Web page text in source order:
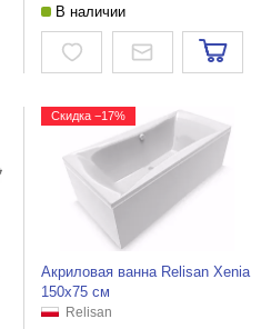
В наличии
Скидка −17%
Акриловая ванна Relisan Xenia
150x75 см
Relisan